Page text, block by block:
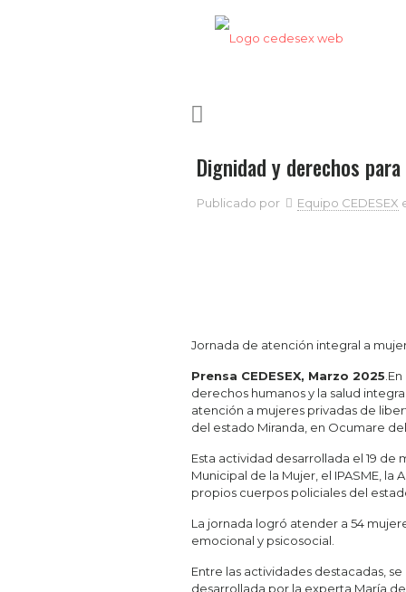
Dignidad y derechos
Publicado por Equipo CEDESEX
Jornada de atención integral a
Prensa CEDESEX, Marzo 2025
derechos humanos y la salud
atención a mujeres privadas de
del estado Miranda, en Ocumare del
Esta actividad desarrollada el 19
Municipal de la Mujer, el IPASME, la
propios cuerpos policiales del
La jornada logró atender a 54
emocional y psicosocial.
Entre las actividades destacadas,
desarrollada por la experta María